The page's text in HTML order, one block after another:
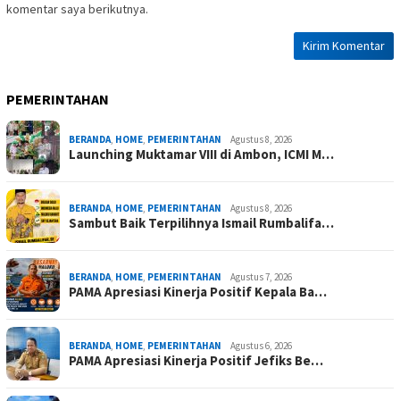
komentar saya berikutnya.
PEMERINTAHAN
BERANDA, HOME, PEMERINTAHAN Agustus 8, 2026
Launching Muktamar VIII di Ambon, ICMI M…
BERANDA, HOME, PEMERINTAHAN Agustus 8, 2026
Sambut Baik Terpilihnya Ismail Rumbalifa…
BERANDA, HOME, PEMERINTAHAN Agustus 7, 2026
PAMA Apresiasi Kinerja Positif Kepala Ba…
BERANDA, HOME, PEMERINTAHAN Agustus 6, 2026
PAMA Apresiasi Kinerja Positif Jefiks Be…